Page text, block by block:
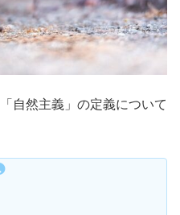
自然主義」の定義について